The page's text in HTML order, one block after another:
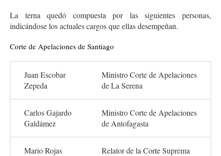
La terna quedó compuesta por las siguientes personas,
indicándose los actuales cargos que ellas desempeñan.
Corte de Apelaciones de Santiago
Juan Escobar
Zepeda
Ministro Corte de Apelaciones
de La Serena
Carlos Gajardo
Galdámez
Ministro Corte de Apelaciones
de Antofagasta
Mario Rojas
Relator de la Corte Suprema